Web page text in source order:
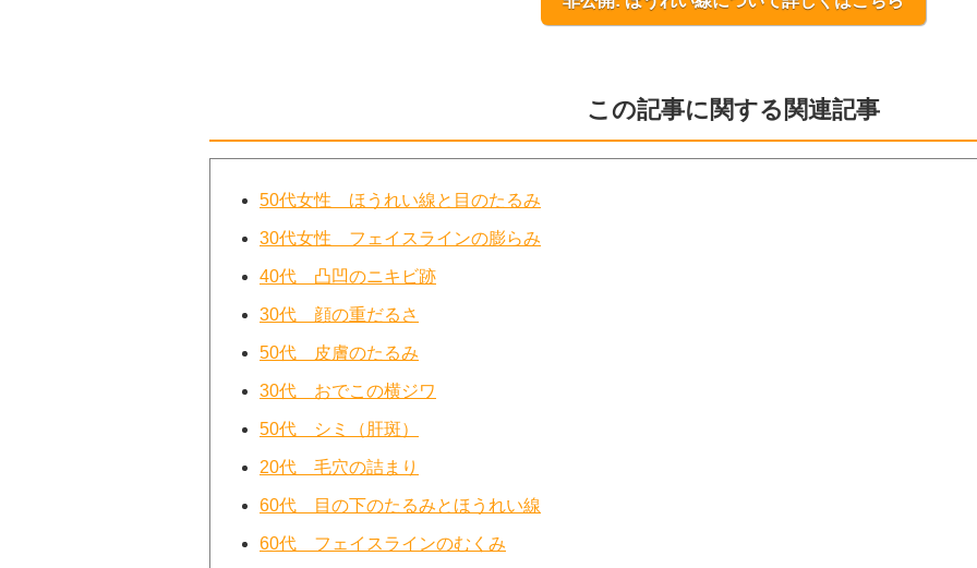
この記事に関する関連記事
50代女性 ほうれい線と目のたるみ
30代女性 フェイスラインの膨らみ
40代 凸凹のニキビ跡
30代 顔の重だるさ
50代 皮膚のたるみ
30代 おでこの横ジワ
50代 シミ（肝斑）
20代 毛穴の詰まり
60代 目の下のたるみとほうれい線
60代 フェイスラインのむくみ